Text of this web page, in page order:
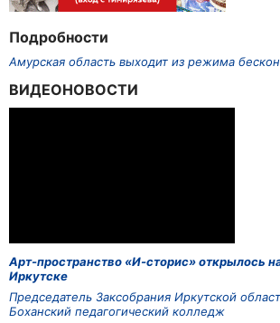
Подробности
Амурская область выходит из режима
ВИДЕОНОВОСТИ
Арт-пространство «И-сторис» открылось
Иркутске
Председатель Заксобрания Иркутской
Боханский педагогический колледж